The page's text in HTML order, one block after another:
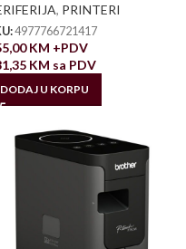
, PRINTERI
4977766721417
KM +PDV
KM sa PDV
DODAJ U KORPU